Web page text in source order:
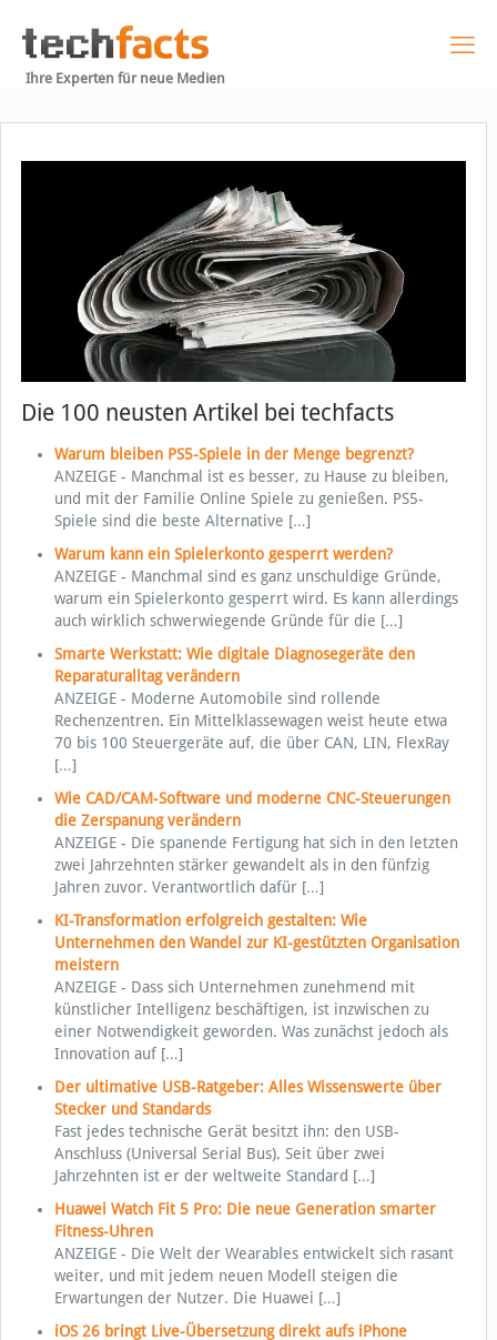
Ihre Experten für neue Medien
Die 100 neusten Artikel bei techfacts
Warum bleiben PS5-Spiele in der Menge begrenzt?
ANZEIGE - Manchmal ist es besser, zu Hause zu bleiben,
und mit der Familie Online Spiele zu genießen. PS5-
Spiele sind die beste Alternative […]
Warum kann ein Spielerkonto gesperrt werden?
ANZEIGE - Manchmal sind es ganz unschuldige Gründe,
warum ein Spielerkonto gesperrt wird. Es kann allerdings
auch wirklich schwerwiegende Gründe für die […]
Smarte Werkstatt: Wie digitale Diagnosegeräte den
Reparaturalltag verändern
ANZEIGE - Moderne Automobile sind rollende
Rechenzentren. Ein Mittelklassewagen weist heute etwa
70 bis 100 Steuergeräte auf, die über CAN, LIN, FlexRay
[…]
Wie CAD/CAM-Software und moderne CNC-Steuerungen
die Zerspanung verändern
ANZEIGE - Die spanende Fertigung hat sich in den letzten
zwei Jahrzehnten stärker gewandelt als in den fünfzig
Jahren zuvor. Verantwortlich dafür[…]
KI-Transformation erfolgreich gestalten: Wie
Unternehmen den Wandel zur KI-gestützten Organisation
meistern
ANZEIGE - Dass sich Unternehmen zunehmend mit
künstlicher Intelligenz beschäftigen, ist inzwischen zu
einer Notwendigkeit geworden. Was zunächst jedoch als
Innovation auf[…]
Der ultimative USB-Ratgeber: Alles Wissenswerte über
Stecker und Standards
Fast jedes technische Gerät besitzt ihn: den USB-
Anschluss (Universal Serial Bus). Seit über zwei
Jahrzehnten ist er der weltweite Standard […]
Huawei Watch Fit 5 Pro: Die neue Generation smarter
Fitness-Uhren
ANZEIGE - Die Welt der Wearables entwickelt sich rasant
weiter, und mit jedem neuen Modell steigen die
Erwartungen der Nutzer. Die Huawei […]
iOS 26 bringt Live-Übersetzung direkt aufs iPhone